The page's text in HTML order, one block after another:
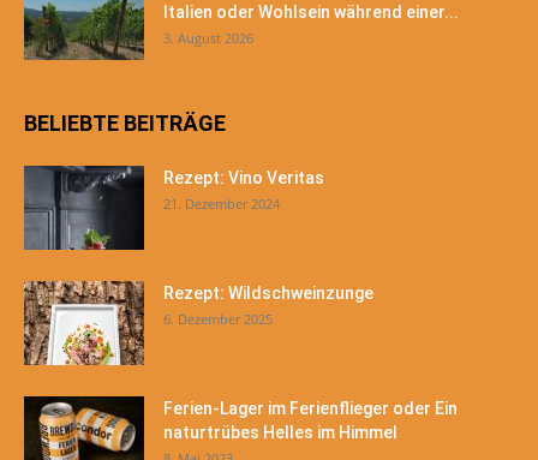
Italien oder Wohlsein während einer...
3. August 2026
BELIEBTE BEITRÄGE
Rezept: Vino Veritas
21. Dezember 2024
Rezept: Wildschweinzunge
6. Dezember 2025
Ferien-Lager im Ferienflieger oder Ein
naturtrübes Helles im Himmel